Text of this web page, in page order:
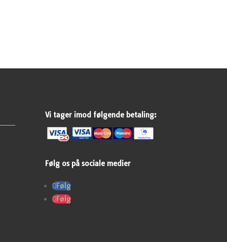
Vi tager imod følgende betaling:
Følg os på sociale medier
Følg
Følg